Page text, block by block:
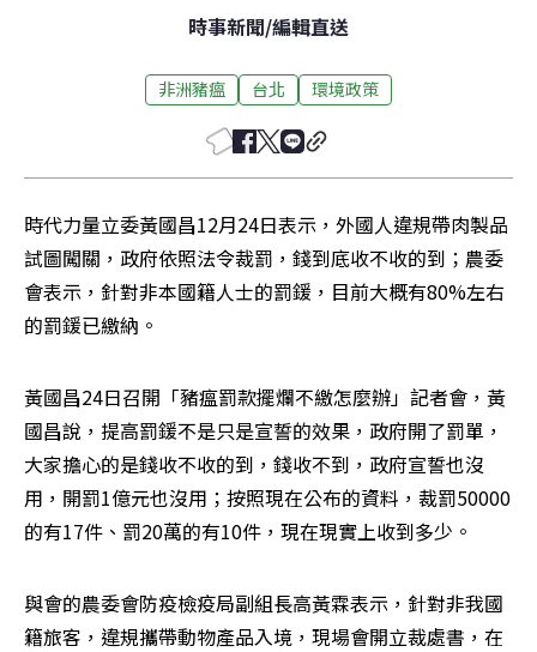
時事新聞/編輯直送
非洲豬瘟 台北 環境政策
時代力量立委黃國昌12月24日表示，外國人違規帶肉製品
試圖闖關，政府依照法令裁罰，錢到底收不收的到；農委
會表示，針對非本國籍人士的罰鍰，目前大概有80%左右
的罰鍰已繳納。
黃國昌24日召開「豬瘟罰款擺爛不繳怎麼辦」記者會，黃
國昌說，提高罰鍰不是只是宣誓的效果，政府開了罰單，
大家擔心的是錢收不收的到，錢收不到，政府宣誓也沒
用，開罰1億元也沒用；按照現在公布的資料，裁罰50000
的有17件、罰20萬的有10件，現在現實上收到多少。
與會的農委會防疫檢疫局副組長高黃霖表示，針對非我國
籍旅客，違規攜帶動物產品入境，現場會開立裁處書，在